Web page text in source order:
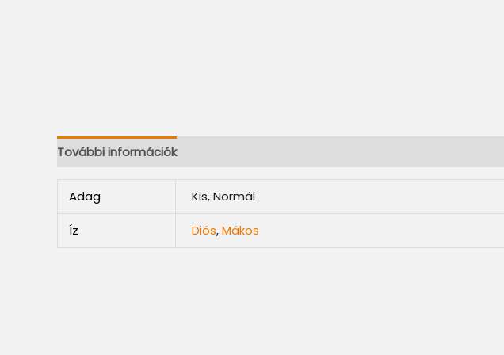
További információk
Adag Kis, Normál
Íz Diós,Mákos